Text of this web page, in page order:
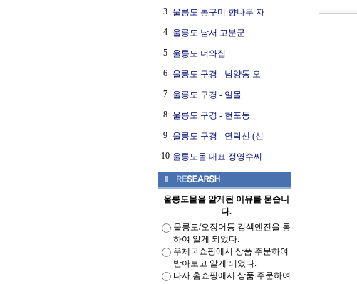
3 울릉도 통구미 향나무 자
4 울릉도 남서 고분군
5 울릉도 너와집
6 울릉도 구경 - 남양동 오
7 울릉도 구경 - 일몰
8 울릉도 구경 - 현포동
9 울릉도 구경 - 연락선 (선
10 울릉도몰 대표 정영수씨
울릉도몰을 알게된 이유를 묻습니
다.
울릉도/오징어등 검색엔진을 통
하여 알게 되었다.
우체국쇼핑에서 상품 주문하여
받아보고 알게 되었다.
타사 홈쇼핑에서 상품 주문하여